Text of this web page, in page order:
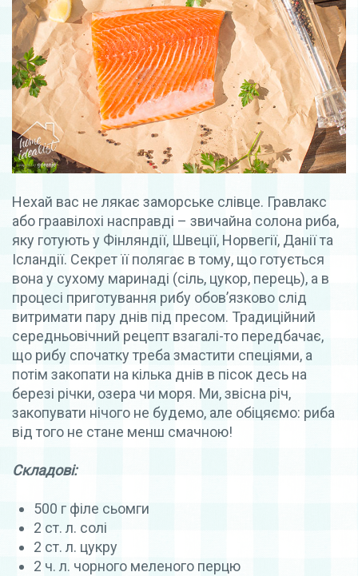
Нехай вас не лякає заморське слівце. Гравлакс
або граавілохі насправді – звичайна солона риба,
яку готують у Фінляндії, Швеції, Норвегії, Данії та
Ісландії. Секрет її полягає в тому, що готується
вона у сухому маринаді (сіль, цукор, перець), а в
процесі приготування рибу обов’язково слід
витримати пару днів під пресом. Традиційний
середньовічний рецепт взагалі-то передбачає,
що рибу спочатку треба змастити спеціями, а
потім закопати на кілька днів в пісок десь на
березі річки, озера чи моря. Ми, звісна річ,
закопувати нічого не будемо, але обіцяємо: риба
від того не стане менш смачною!
Складові:
500 г філе сьомги
2 ст. л. солі
2 ст. л. цукру
2 ч. л. чорного меленого перцю